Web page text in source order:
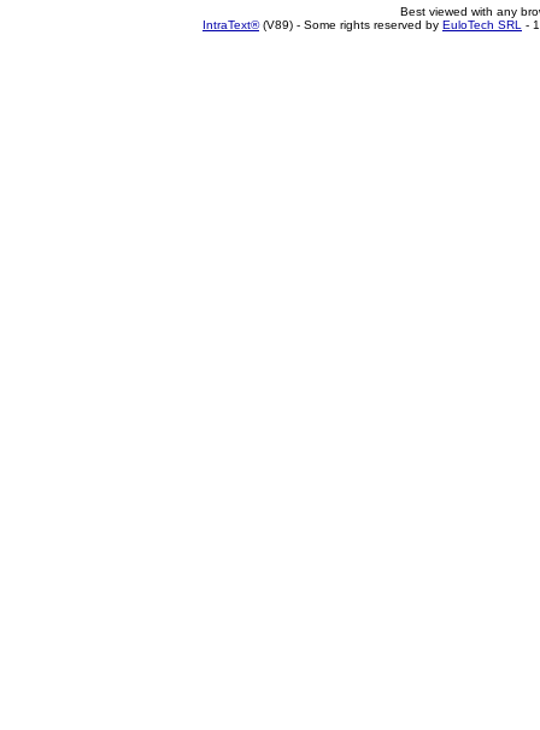
Best viewed with any
IntraText®(V89) - Some rights reserved by EuloTech SRL -